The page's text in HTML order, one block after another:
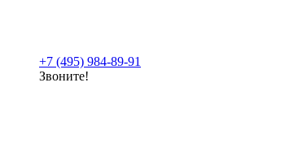
+7 (495) 984-89-91
Звоните!